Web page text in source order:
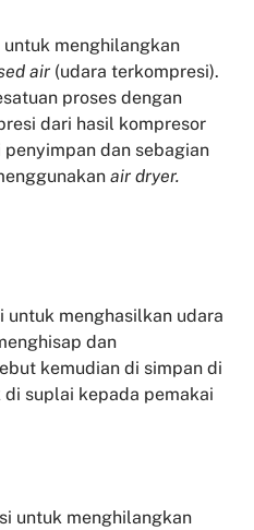
menghilangkan
air (udara terkompresi).
proses dengan
dari hasil kompresor
dan sebagian
air dryer.
untuk menghasilkan udara
dan
kemudian di simpan di
suplai kepada pemakai
untuk menghilangkan